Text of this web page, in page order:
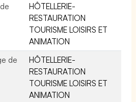
HÔTELLERIE-
RESTAURATION
TOURISME LOISIRS ET
ANIMATION
de
HÔTELLERIE-
RESTAURATION
TOURISME LOISIRS ET
ANIMATION